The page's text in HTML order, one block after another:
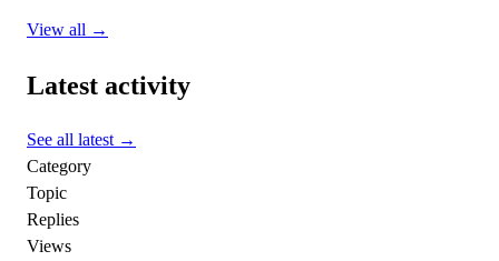
View all →
Latest activity
See all latest →
Category
Topic
Replies
Views